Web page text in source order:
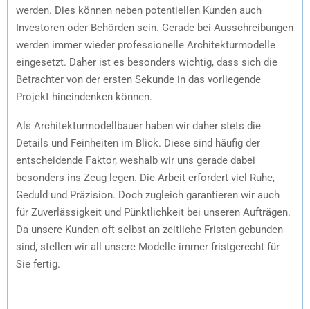
werden. Dies können neben potentiellen Kunden auch
Investoren oder Behörden sein. Gerade bei Ausschreibungen
werden immer wieder professionelle Architekturmodelle
eingesetzt. Daher ist es besonders wichtig, dass sich die
Betrachter von der ersten Sekunde in das vorliegende
Projekt hineindenken können.
Als Architekturmodellbauer haben wir daher stets die
Details und Feinheiten im Blick. Diese sind häufig der
entscheidende Faktor, weshalb wir uns gerade dabei
besonders ins Zeug legen. Die Arbeit erfordert viel Ruhe,
Geduld und Präzision. Doch zugleich garantieren wir auch
für Zuverlässigkeit und Pünktlichkeit bei unseren Aufträgen.
Da unsere Kunden oft selbst an zeitliche Fristen gebunden
sind, stellen wir all unsere Modelle immer fristgerecht für
Sie fertig.